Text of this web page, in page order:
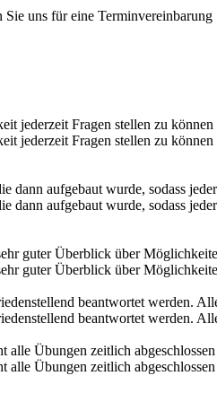
uns für eine Terminvereinbarung
jederzeit Fragen stellen zu
Fragen stellen zu
dann aufgebaut wurde, sodass
aufgebaut wurde, sodass
guter Überblick über
guter Überblick über
beantwortet werden.
beantwortet werden.
Übungen zeitlich
Übungen zeitlich